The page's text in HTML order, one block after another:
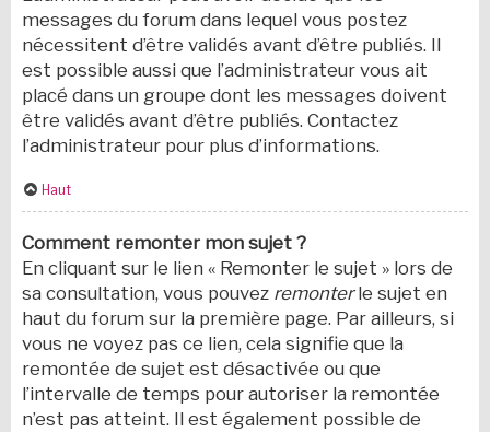
messages du forum dans lequel vous postez
nécessitent d’être validés avant d’être publiés. Il
est possible aussi que l’administrateur vous ait
placé dans un groupe dont les messages doivent
être validés avant d’être publiés. Contactez
l’administrateur pour plus d’informations.
Haut
Comment remonter mon sujet ?
En cliquant sur le lien « Remonter le sujet » lors de
sa consultation, vous pouvez remonterle sujet en
haut du forum sur la première page. Par ailleurs, si
vous ne voyez pas ce lien, cela signifie que la
remontée de sujet est désactivée ou que
l’intervalle de temps pour autoriser la remontée
n’est pas atteint. Il est également possible de